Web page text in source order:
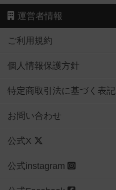
運営者情報
ご利用規約
個人情報保護方針
特定商取引法に基づく表記
お問い合わせ
公式X
公式instagram